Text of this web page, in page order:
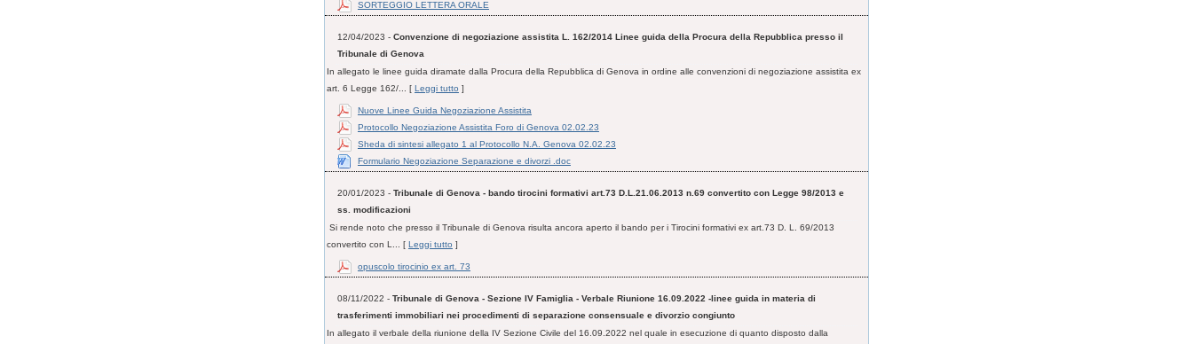
SORTEGGIO LETTERA ORALE
12/04/2023 - Convenzione di negoziazione assistita L. 162/2014 Linee guida della Procura della Repubblica presso il
Tribunale di Genova
In allegato le linee guida diramate dalla Procura della Repubblica di Genova in ordine alle convenzioni di negoziazione assistita ex
art. 6 Legge 162/... [ Leggi tutto ]
Nuove Linee Guida Negoziazione Assistita
Protocollo Negoziazione Assistita Foro di Genova 02.02.23
Sheda di sintesi allegato 1 al Protocollo N.A. Genova 02.02.23
Formulario Negoziazione Separazione e divorzi .doc
20/01/2023 - Tribunale di Genova - bando tirocini formativi art.73 D.L.21.06.2013 n.69 convertito con Legge 98/2013 e
ss. modificazioni
Si rende noto che presso il Tribunale di Genova risulta ancora aperto il bando per i Tirocini formativi ex art.73 D. L. 69/2013
convertito con L... [ Leggi tutto ]
opuscolo tirocinio ex art. 73
08/11/2022 - Tribunale di Genova - Sezione IV Famiglia - Verbale Riunione 16.09.2022 -linee guida in materia di
trasferimenti immobiliari nei procedimenti di separazione consensuale e divorzio congiunto
In allegato il verbale della riunione della IV Sezione Civile del 16.09.2022 nel quale in esecuzione di quanto disposto dalla